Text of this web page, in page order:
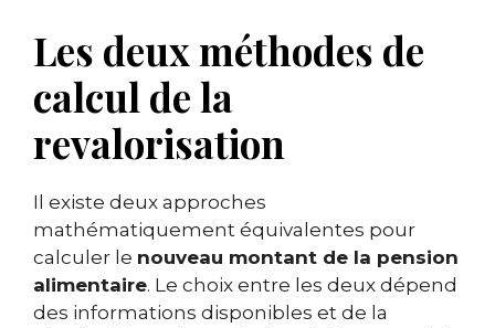
Les deux méthodes de
calcul de la
revalorisation
Il existe deux approches
mathématiquement équivalentes pour
calculer le nouveau montant de la pension
alimentaire. Le choix entre les deux dépend
des informations disponibles et de la